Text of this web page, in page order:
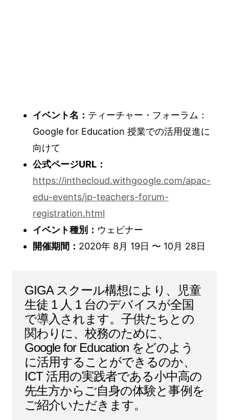
イベント名： ティーチャー・フォーラム：
Google for Education 授業での活用促進に
向けて
公式ページURL：
https://inthecloud.withgoogle.com/apac-
edu-events/jp-teachers-forum-
registration.html
イベント種別： ウェビナー
開催期間： 2020年 8月 19日 〜 10月 28日
GIGA スクール構想により、児童
生徒 1 人 1 台のデバイスが全国
で導入されます。子供たちとの
関わりに、校務のために、
Google for Education をどのよう
に活用することができるのか、
ICT 活用の実践者である小中高の
先生方からご自身の体験と事例を
ご紹介いただきます。